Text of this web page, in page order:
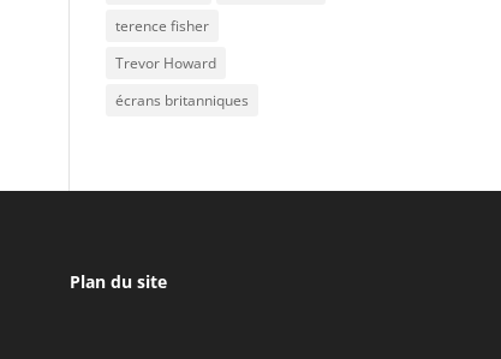
terence fisher
Trevor Howard
écrans britanniques
Plan du site